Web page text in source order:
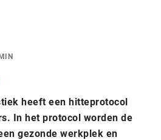
heeft een hitteprotocol
In het protocol worden de
gezonde werkplek en